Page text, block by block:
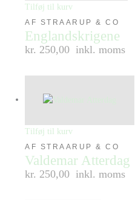
Tilføj til kurv
AF STRAARUP & CO
Englandskrigene
kr. 250,00 inkl. moms
Tilføj til kurv
AF STRAARUP & CO
Valdemar Atterdag
kr. 250,00 inkl. moms